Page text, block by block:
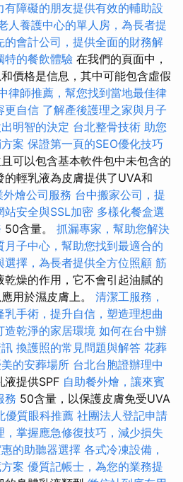
有障礙的朋友提供有效的輔助設
人養護中心的單人房，為長者提
的會計公司，提供全面的財務解
特的餐飲體驗 在我們的頁面中，
價格是信息，其中可能包含虛假
律師推薦，幫您找到當地最佳律
更自信 了解產後護理之家與月子
明智的決定 台北整骨技術 助您
案 保證第一頁的SEO優化技巧
可以包含基本軟件包中未包含的
輕乳液為皮膚提供了UVA和
外燴公司服務 台中搬家公司，提
站安全與SSL加密 多樣化餐盒選
50含量。 抓漏專家，幫助您解決
月子中心，幫助您找到最適合的
選擇，為長者提供全方位照顧 筋
乾燥的作用，它不會引起油膩的
用於濕皮膚上。 清潔工服務，
乳手術，提升自信，塑造理想曲
造乾淨的家居環境 如何在台中辦
換護照的常見問題與解答 花葬
的安葬場所 台北台胞證辦理中
液提供SPF 自助餐外燴，讓來賓
務 50含量，以保護皮膚免受UVA
優質眼科推薦 社團法人登記申請
，掌握應急修復技巧，減少損失
的助聽器選擇 各式冷凍設備，
案 優質記帳士，為您的業務提